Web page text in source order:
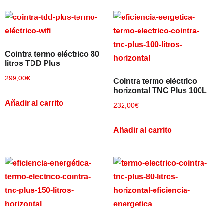
Ver todos los resultados
Cointra termo eléctrico 80
litros TDD Plus
299,00€
Añadir al carrito
Cointra termo eléctrico
horizontal TNC Plus 100L
232,00€
Añadir al carrito